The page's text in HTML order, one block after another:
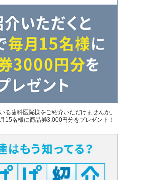
る歯科医院様をご紹介いただけませんか。
15名様に商品券3,000円分をプレゼント！